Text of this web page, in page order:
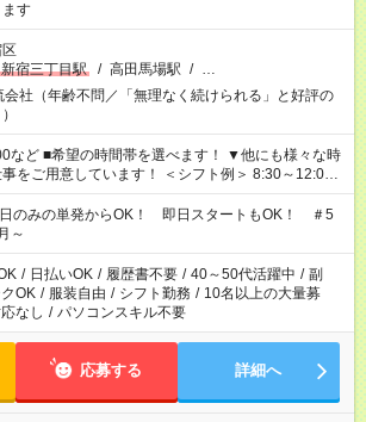
す
新宿三丁目駅 / 高田馬場駅 / …
会社（年齢不問／「無理なく続けられる」と好評の
■希望の時間帯を選べます！ ▼他にも様々な時
をご用意しています！ ＜シフト例＞ 8:30～12:00
13:00～22:00 22:00～翌6:00 など
のみの単発からOK！ 即日スタートもOK！ ＃5
～
/ 日払いOK / 履歴書不要 / 40～50代活躍中 / 副
OK / 服装自由 / シフト勤務 / 10名以上の大量募
なし / パソコンスキル不要
応募する 詳細へ